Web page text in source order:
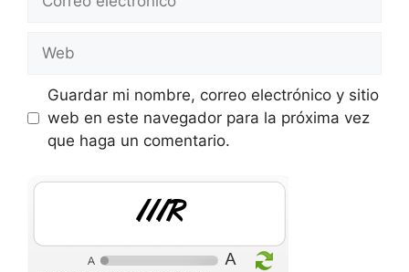
electrónico
Guardar mi nombre, correo electrónico y sitio
web en este navegador para la próxima vez
que haga un comentario.
111p